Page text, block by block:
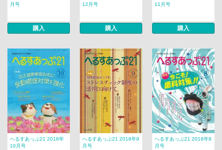
月号
購入
12月号
購入
11月号
購入
へるすあっぷ21 2018年
10月号
へるすあっぷ21 2018年9
月号
へるすあっぷ21 2018年8
月号